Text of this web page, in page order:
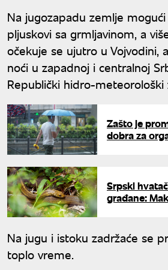
Na jugozapadu zemlje
pljuskovi sa grmljavinom, a
očekuje se ujutro u Vojvodini,
noći u zapadnoj i centralnoj
Republički hidro-meteorološki
Zašto je
dobra za
Srpski
građane:
Na jugu i istoku zadržaće se
toplo vreme.